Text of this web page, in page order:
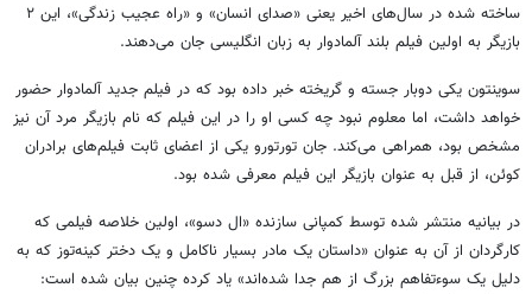
ساخته شده در سال‌های اخیر یعنی «صدای انسان» و «راه عجیب زندگی»، این ۲
بازیگر به اولین فیلم بلند آلمادوار به زبان انگلیسی جان می‌دهند.
سوینتون یکی دوبار جسته و گریخته خبر داده بود که در فیلم جدید آلمادوار حضور
خواهد داشت، اما معلوم نبود چه کسی او را در این فیلم که نام بازیگر مرد آن نیز
مشخص بود، همراهی می‌کند. جان تورتورو یکی از اعضای ثابت فیلم‌های برادران
کوئن، از قبل به عنوان بازیگر این فیلم معرفی شده بود.
در بیانیه منتشر شده توسط کمپانی سازنده «ال دسو»، اولین خلاصه فیلمی که
کارگردان از آن به عنوان «داستان یک مادر بسیار ناکامل و یک دختر کینه‌توز که به
دلیل یک سوء‌تفاهم بزرگ از هم جدا شده‌اند» یاد کرده چنین بیان شده است: